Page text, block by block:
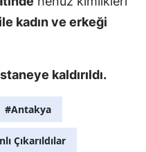
kadın ve erkeği
kaldırıldı.
#Antakya
Çıkarıldılar